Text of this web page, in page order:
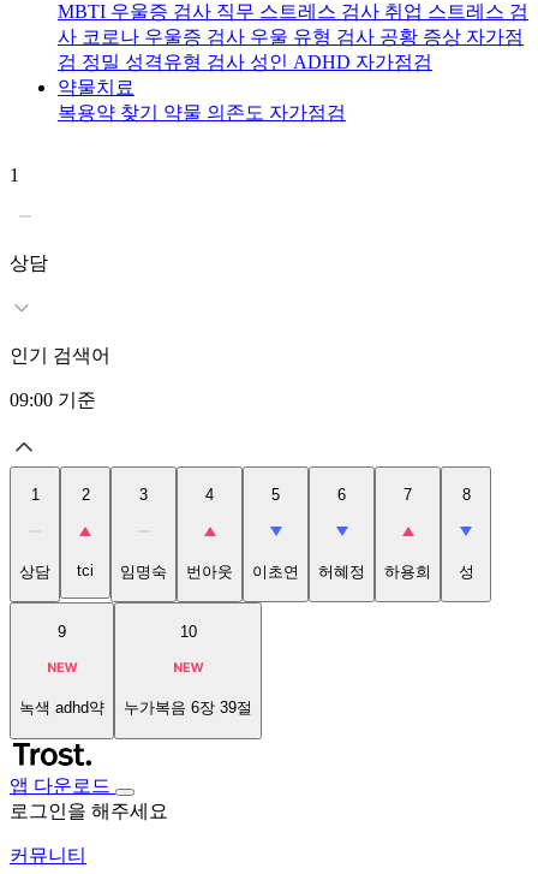
MBTI 우울증 검사 직무 스트레스 검사 취업 스트레스 검
사 코로나 우울증 검사 우울 유형 검사 공황 증상 자가점
검 정밀 성격유형 검사 성인 ADHD 자가점검
약물치료
복용약 찾기 약물 의존도 자가점검
1
상담
인기 검색어
09:00 기준
1
상담
2
tci
3
임명숙
4
번아웃
5
이초연
6
허혜정
7
하용희
8
성
9
녹색 adhd약
10
누가복음 6장 39절
앱 다운로드
로그인을 해주세요
커뮤니티